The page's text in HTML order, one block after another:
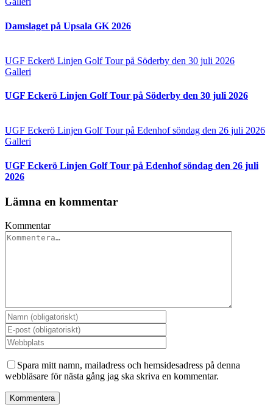
Damslaget på Upsala GK 2026
UGF Eckerö Linjen Golf Tour på Söderby den 30 juli 2026
Galleri
UGF Eckerö Linjen Golf Tour på Söderby den 30 juli 2026
UGF Eckerö Linjen Golf Tour på Edenhof söndag den 26 juli 2026
Galleri
UGF Eckerö Linjen Golf Tour på Edenhof söndag den 26 juli
2026
Lämna en kommentar
Kommentar
Spara mitt namn, mailadress och hemsidesadress på denna
webbläsare för nästa gång jag ska skriva en kommentar.